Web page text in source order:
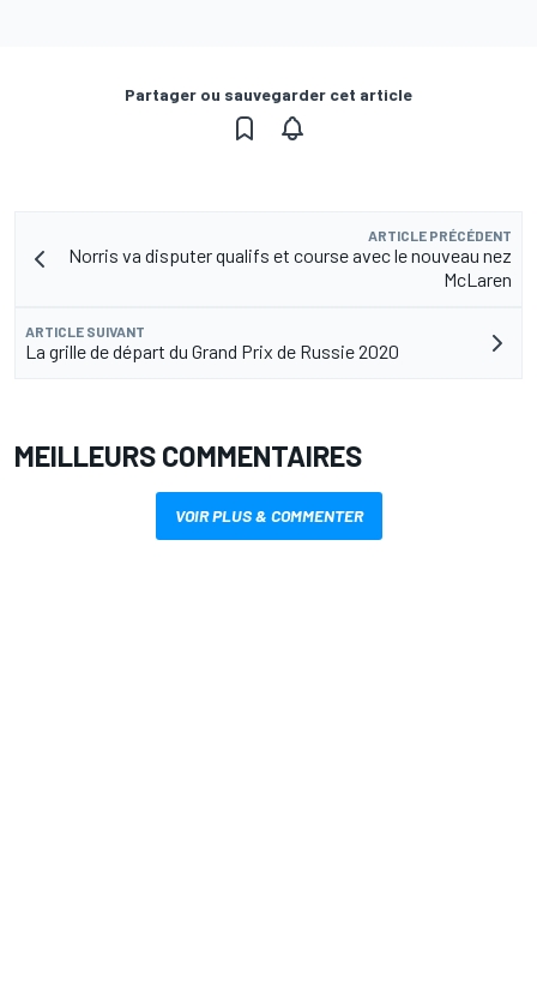
Partager ou sauvegarder cet article
ARTICLE PRÉCÉDENT
Norris va disputer qualifs et course avec le nouveau nez
McLaren
ARTICLE SUIVANT
La grille de départ du Grand Prix de Russie 2020
MEILLEURS COMMENTAIRES
VOIR PLUS & COMMENTER